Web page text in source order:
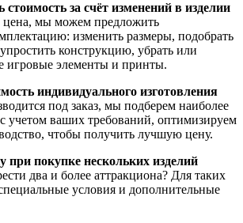
за счёт изменений в изделии
цена, мы можем предложить
изменить размеры, подобрать
конструкцию, убрать или
игровые элементы и принты.
индивидуального изготовления
под заказ, мы подберем наиболее
учетом ваших требований, оптимизируем
чтобы получить лучшую цену.
при покупке нескольких изделий
два и более аттракциона? Для таких
условия и дополнительные